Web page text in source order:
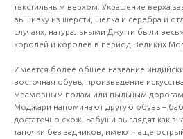
текстильным верхом. Украшение верха
вышивку из шерсти, шелка и серебра и
случаях, натуральными Джутти были
королей и королев в период Великих
Имеется более общее название
восточная обувь, произведение
мраморным полам или пыльным дорогам.
Моджари напоминают другую обувь –
достаточно схож. Бабуши выглядят как
тапочки без задников, имеют чаще